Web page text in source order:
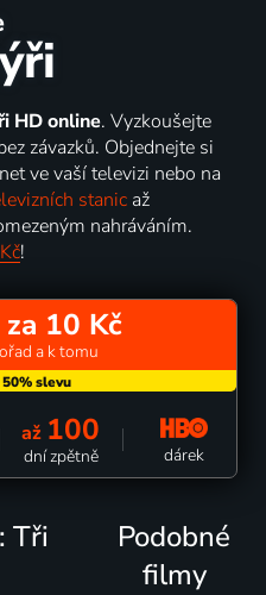
HD online. Vyzkoušejte
závazků. Objednejte si
ve vaší televizi nebo na
stanic až
nahráváním.
!
10 Kč
a k tomu
až 100
dní zpětně dárek
Tři
Podobné
filmy